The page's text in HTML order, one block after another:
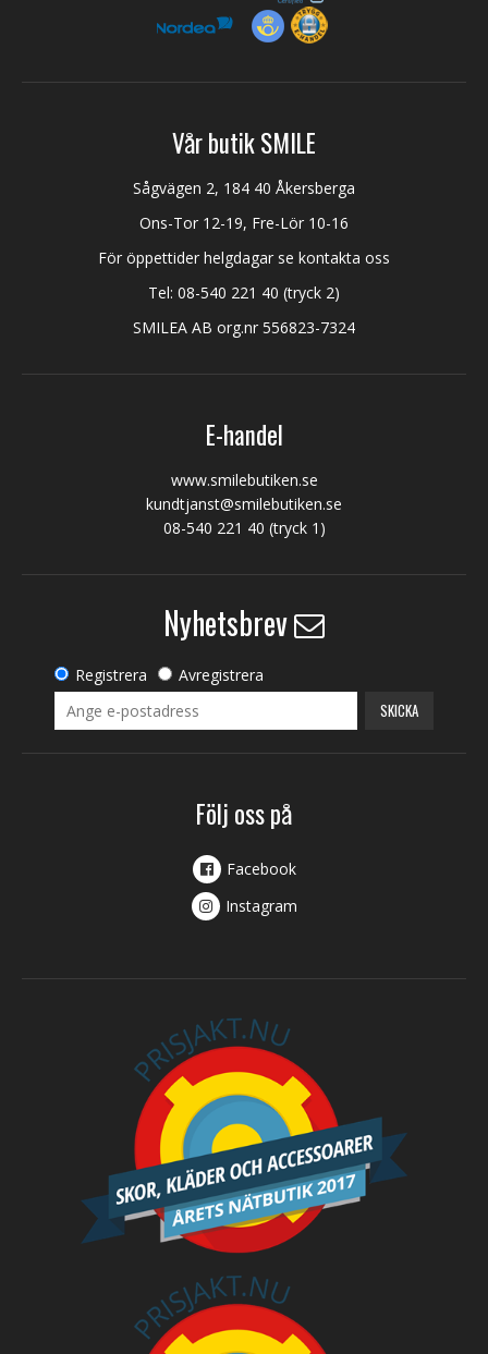
Vår butik SMILE
Sågvägen 2, 184 40 Åkersberga
Ons-Tor 12-19, Fre-Lör 10-16
För öppettider helgdagar se kontakta oss
Tel: 08-540 221 40 (tryck 2)
SMILEA AB org.nr 556823-7324
E-handel
www.smilebutiken.se
kundtjanst@smilebutiken.se
08-540 221 40 (tryck 1)
Nyhetsbrev
Registrera Avregistrera
SKICKA
Följ oss på
Facebook
Instagram